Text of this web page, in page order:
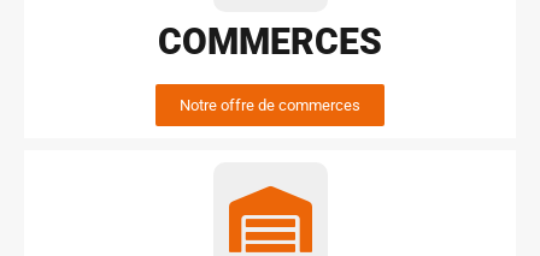
COMMERCES
Notre offre de commerces